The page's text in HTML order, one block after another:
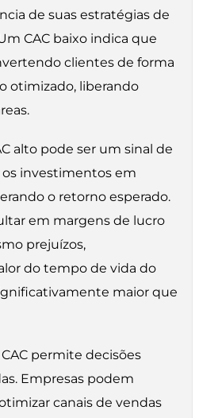
de suas estratégias de
CAC baixo indica que
clientes de forma
otimizado, liberando
alto pode ser um sinal de
os investimentos em
o retorno esperado.
em margens de lucro
prejuízos,
do tempo de vida do
maior que
permite decisões
Empresas podem
canais de vendas